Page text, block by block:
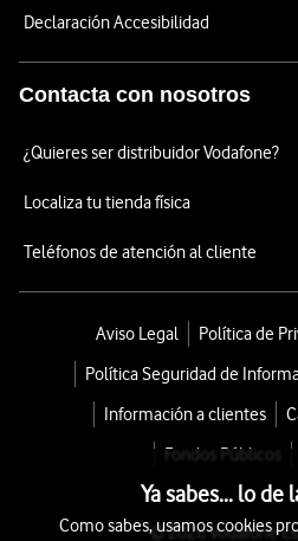
Declaración Accesibilidad
Contacta con nosotros
¿Quieres ser distribuidor Vodafone?
Localiza tu tienda física
Teléfonos de atención al cliente
Aviso Legal
Política de
Política Seguridad de
Información a clientes
Fondos Públicos
© 2026 Vodafone
Ya sabes... lo de
Como sabes, usamos cookies